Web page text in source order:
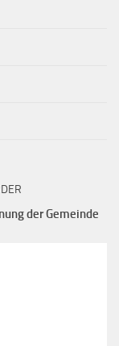
der Gemeinde